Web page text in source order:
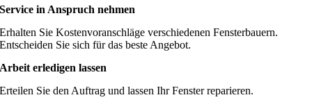
Service in Anspruch nehmen
Erhalten Sie Kostenvoranschläge verschiedenen Fensterbauern.
Entscheiden Sie sich für das beste Angebot.
Arbeit erledigen lassen
Erteilen Sie den Auftrag und lassen Ihr Fenster reparieren.